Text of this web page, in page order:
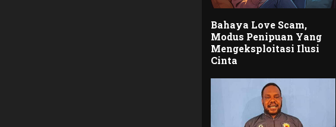
Bahaya Love Scam,
Modus Penipuan Yang
Mengeksploitasi Ilusi
Cinta